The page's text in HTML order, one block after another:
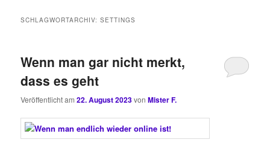
SCHLAGWORTARCHIV:SETTINGS
Wenn man gar nicht merkt,
dass es geht
Veröffentlicht am22. August 2023vonMister F.